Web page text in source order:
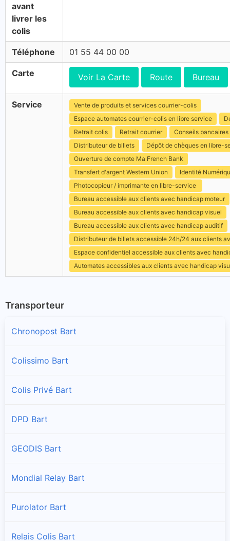
avant
livrer les
colis
Téléphone 01 55 44 00 00
Carte Voir La Carte Route Bureau
Service
Vente de produits et services courrier-colis
Espace automates courrier-colis en libre service
Retrait colis
Retrait courrier
Conseils bancaires
Distributeur de billets
Dépôt de chèques en libre-
Ouverture de compte Ma French Bank
Transfert d'argent Western Union
Identité
Photocopieur / imprimante en libre-service
Bureau accessible aux clients avec handicap moteur
Bureau accessible aux clients avec handicap visuel
Bureau accessible aux clients avec handicap auditif
Distributeur de billets accessible 24h/24 aux clients
Espace confidentiel accessible aux clients avec
Automates accessibles aux clients avec handicap
Transporteur
Chronopost Bart
Colissimo Bart
Colis Privé Bart
DPD Bart
GEODIS Bart
Mondial Relay Bart
Purolator Bart
Relais Colis Bart